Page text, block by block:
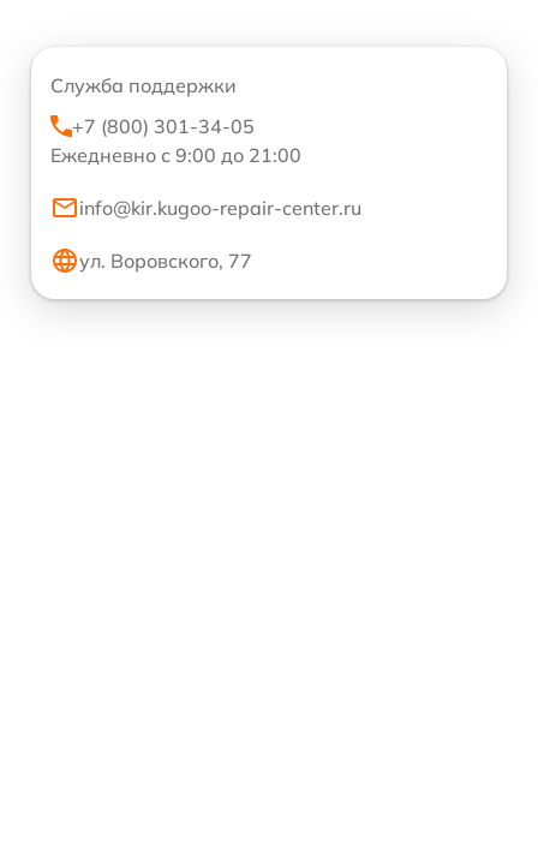
Служба поддержки
+7 (800) 301-34-05
Ежедневно с 9:00 до 21:00
info@kir.kugoo-repair-center.ru
ул. Воровского, 77